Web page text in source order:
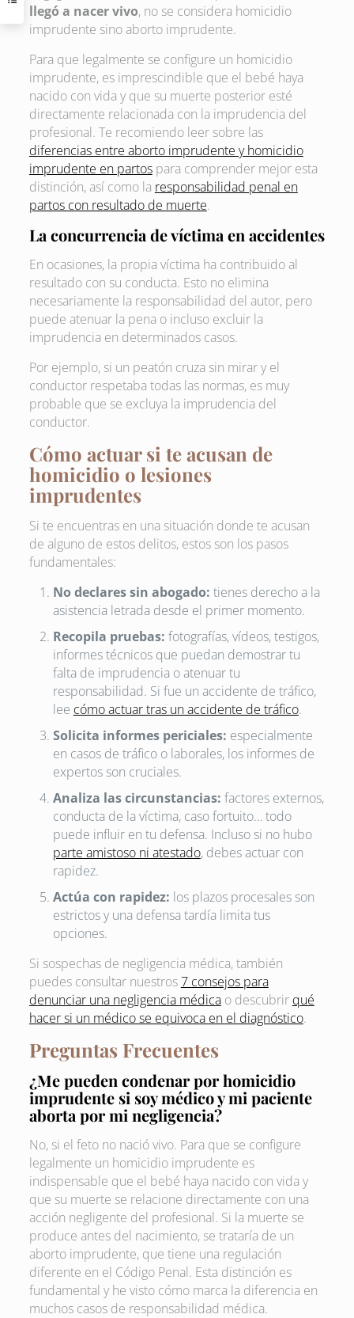
llegó a nacer vivo, no se considera homicidio
imprudente sino aborto imprudente.
Para que legalmente se configure un homicidio
imprudente, es imprescindible que el bebé haya
nacido con vida y que su muerte posterior esté
directamente relacionada con la imprudencia del
profesional. Te recomiendo leer sobre las
diferencias entre aborto imprudente y homicidio
imprudente en partospara comprender mejor esta
distinción, así como la responsabilidad penal en
partos con resultado de muerte.
La concurrencia de víctima en accidentes
En ocasiones, la propia víctima ha contribuido al
resultado con su conducta. Esto no elimina
necesariamente la responsabilidad del autor, pero
puede atenuar la pena o incluso excluir la
imprudencia en determinados casos.
Por ejemplo, si un peatón cruza sin mirar y el
conductor respetaba todas las normas, es muy
probable que se excluya la imprudencia del
conductor.
Cómo actuar si te acusan de
homicidio o lesiones
imprudentes
Si te encuentras en una situación donde te acusan
de alguno de estos delitos, estos son los pasos
fundamentales:
No declares sin abogado: tienes derecho a la
asistencia letrada desde el primer momento.
Recopila pruebas: fotografías, vídeos, testigos,
informes técnicos que puedan demostrar tu
falta de imprudencia o atenuar tu
responsabilidad. Si fue un accidente de tráfico,
lee cómo actuar tras un accidente de tráfico.
Solicita informes periciales: especialmente
en casos de tráfico o laborales, los informes de
expertos son cruciales.
Analiza las circunstancias: factores externos,
conducta de la víctima, caso fortuito… todo
puede influir en tu defensa. Incluso si no hubo
parte amistoso ni atestado, debes actuar con
rapidez.
Actúa con rapidez: los plazos procesales son
estrictos y una defensa tardía limita tus
opciones.
Si sospechas de negligencia médica, también
puedes consultar nuestros7 consejos para
denunciar una negligencia médicao descubrir qué
hacer si un médico se equivoca en el diagnóstico.
Preguntas Frecuentes
¿Me pueden condenar por homicidio
imprudente si soy médico y mi paciente
aborta por mi negligencia?
No, si el feto no nació vivo. Para que se configure
legalmente un homicidio imprudente es
indispensable que el bebé haya nacido con vida y
que su muerte se relacione directamente con una
acción negligente del profesional. Si la muerte se
produce antes del nacimiento, se trataría de un
aborto imprudente, que tiene una regulación
diferente en el Código Penal. Esta distinción es
fundamental y he visto cómo marca la diferencia en
muchos casos de responsabilidad médica.